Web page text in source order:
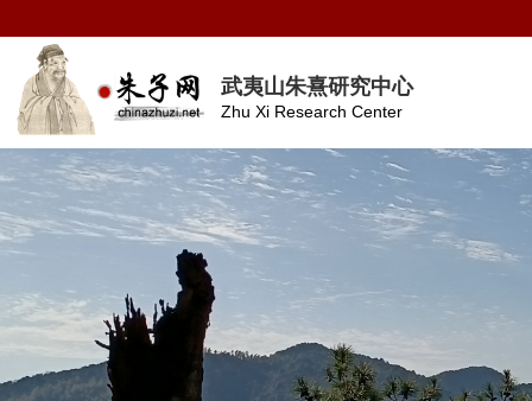
武夷山朱熹研究中心
Zhu Xi Research Center